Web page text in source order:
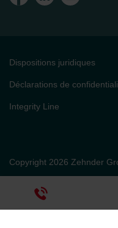
Copyright 2026 Zehnder
Dispositions juridiques
Déclarations de
Integrity Line